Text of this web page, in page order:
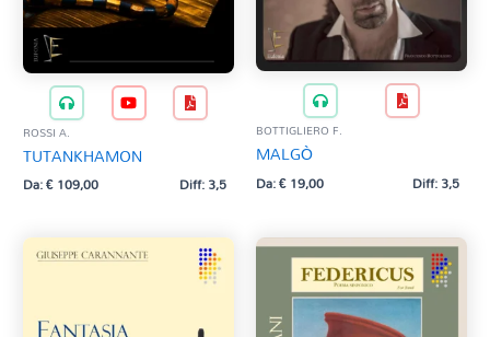
ROSSI A.
TUTANKHAMON
Da:€109,00 Diff: 3,5
BOTTIGLIERO F.
MALGÒ
Da:€19,00 Diff: 3,5